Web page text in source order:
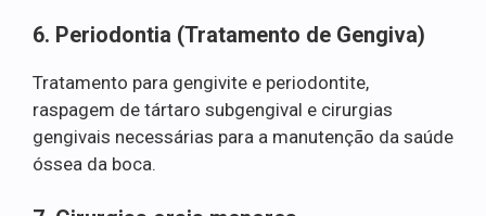
6. Periodontia (Tratamento de Gengiva)
Tratamento para gengivite e periodontite,
raspagem de tártaro subgengival e cirurgias
gengivais necessárias para a manutenção da saúde
óssea da boca.